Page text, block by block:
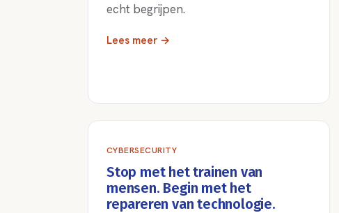
echt begrijpen.
Lees meer →
CYBERSECURITY
Stop met het trainen van
mensen. Begin met het
repareren van technologie.